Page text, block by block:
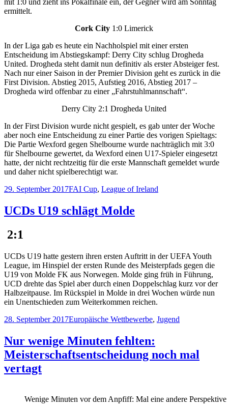
mit 1:0 und zieht ins Pokalfinale ein, der Gegner wird am Sonntag
ermittelt.
Cork City 1:0 Limerick
In der Liga gab es heute ein Nachholspiel mit einer ersten
Entscheidung im Abstiegskampf: Derry City schlug Drogheda
United. Drogheda steht damit nun definitiv als erster Absteiger fest.
Nach nur einer Saison in der Premier Division geht es zurück in die
First Division. Abstieg 2015, Aufstieg 2016, Abstieg 2017 –
Drogheda wird offenbar zu einer „Fahrstuhlmannschaft“.
Derry City 2:1 Drogheda United
In der First Division wurde nicht gespielt, es gab unter der Woche
aber noch eine Entscheidung zu einer Partie des vorigen Spieltags:
Die Partie Wexford gegen Shelbourne wurde nachträglich mit 3:0
für Shelbourne gewertet, da Wexford einen U17-Spieler eingesetzt
hatte, der nicht rechtzeitig für die erste Mannschaft gemeldet wurde
und daher nicht spielberechtigt war.
Veröffentlicht
29. September 2017Kategorien
FAI Cup, League of Ireland
UCDs U19 schlägt Molde
2:1
UCDs U19 hatte gestern ihren ersten Auftritt in der UEFA Youth
League, im Hinspiel der ersten Runde des Meisterpfads gegen die
U19 von Molde FK aus Norwegen. Molde ging früh in Führung,
UCD drehte das Spiel aber durch einen Doppelschlag kurz vor der
Halbzeitpause. Im Rückspiel in Molde in drei Wochen würde nun
ein Unentschieden zum Weiterkommen reichen.
Veröffentlicht
28. September 2017Kategorien
Europäische Wettbewerbe, Jugend
Nur wenige Minuten fehlten:
Meisterschaftsentscheidung noch mal
vertagt
Wenige Minuten vor dem Anpfiff: Mal eine andere Perspektive